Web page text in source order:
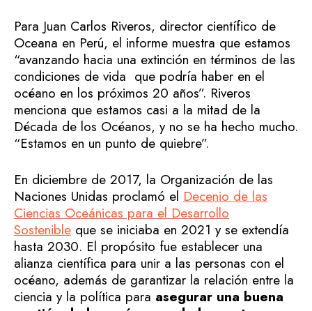
Para Juan Carlos Riveros, director científico de
Oceana en Perú, el informe muestra que estamos
“avanzando hacia una extinción en términos de las
condiciones de vida que podría haber en el
océano en los próximos 20 años”. Riveros
menciona que estamos casi a la mitad de la
Década de los Océanos, y no se ha hecho mucho.
“Estamos en un punto de quiebre”.
En diciembre de 2017, la Organización de las
Naciones Unidas proclamó el Decenio de las
Ciencias Oceánicas para el Desarrollo
Sostenible que se iniciaba en 2021 y se extendía
hasta 2030. El propósito fue establecer una
alianza científica para unir a las personas con el
océano, además de garantizar la relación entre la
ciencia y la política para asegurar una buena